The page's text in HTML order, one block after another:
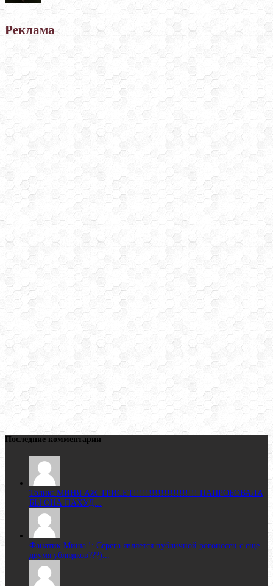
Реклама
Последние комментарии
Толик: МИНЯ АЖ ТРИСЕТ!!!!!!!!!!!!!!!!!!!!! ПАПРОБОВАЛА
БЫ ОНА ПАХУД...
Фанатик Миша !: Серега является публичной рогоносец с еще
двумя ублюдков???)...